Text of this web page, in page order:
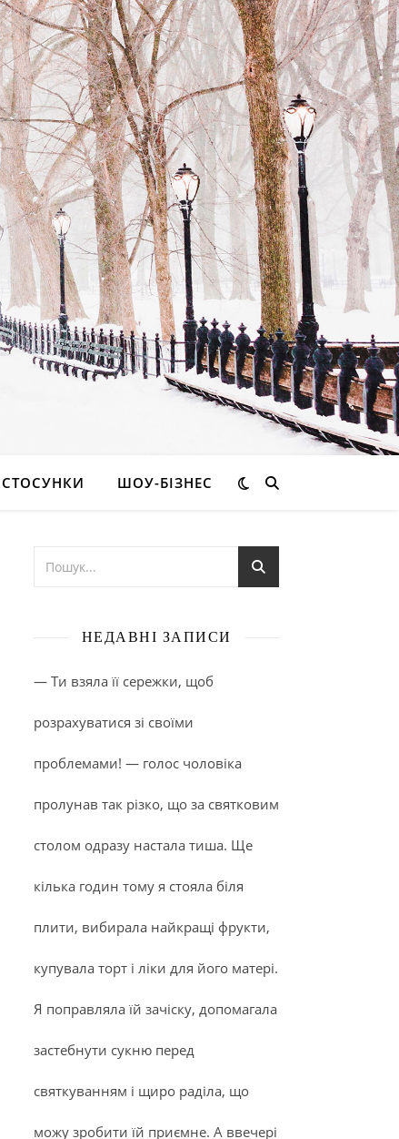
СТОСУНКИ ШОУ-БІЗНЕС
НЕДАВНІ ЗАПИСИ
— Ти взяла її сережки, щоб
розрахуватися зі своїми
проблемами! — голос чоловіка
пролунав так різко, що за святковим
столом одразу настала тиша. Ще
кілька годин тому я стояла біля
плити, вибирала найкращі фрукти,
купувала торт і ліки для його матері.
Я поправляла їй зачіску, допомагала
застебнути сукню перед
святкуванням і щиро раділа, що
можу зробити їй приємне. А ввечері